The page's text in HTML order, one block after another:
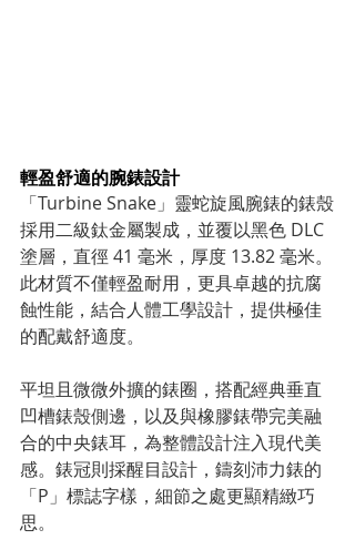
輕盈舒適的腕錶設計
「Turbine Snake」靈蛇旋風腕錶的錶殼
採用二級鈦金屬製成，並覆以黑色 DLC
塗層，直徑 41 毫米，厚度 13.82 毫米。
此材質不僅輕盈耐用，更具卓越的抗腐
蝕性能，結合人體工學設計，提供極佳
的配戴舒適度。
平坦且微微外擴的錶圈，搭配經典垂直
凹槽錶殼側邊，以及與橡膠錶帶完美融
合的中央錶耳，為整體設計注入現代美
感。錶冠則採醒目設計，鑄刻沛力錶的
「P」標誌字樣，細節之處更顯精緻巧
思。